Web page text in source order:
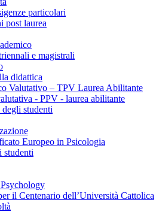
particolari
post laurea
e magistrali
didattica
Valutativo – TPV Laurea Abilitante
- PPV - laurea abilitante
degli studenti
Europeo in Psicologia
studenti
il Centenario dell’Università Cattolica